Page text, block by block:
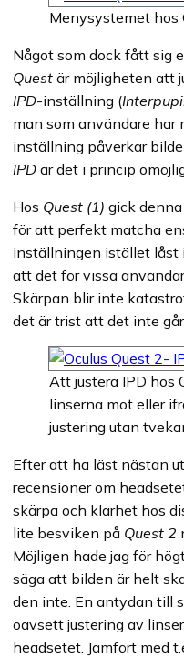
Menysystemet hos
Något som dock fått sig
Quest är möjligheten att
IPD-inställning (
man som användare har
inställning påverkar
IPD är det i princip
Hos Quest (1) gick
för att perfekt matcha
inställningen istället låst
att det för vissa
Skärpan blir inte
det är trist att det inte
Att justera IPD hos
linserna mot eller
justering utan
Efter att ha läst nästan
recensioner om
skärpa och klarhet hos
lite besviken på Quest 2
Möjligen hade jag för
säga att bilden är helt
den inte. En antydan till
oavsett justering av
headsetet. Jämfört med